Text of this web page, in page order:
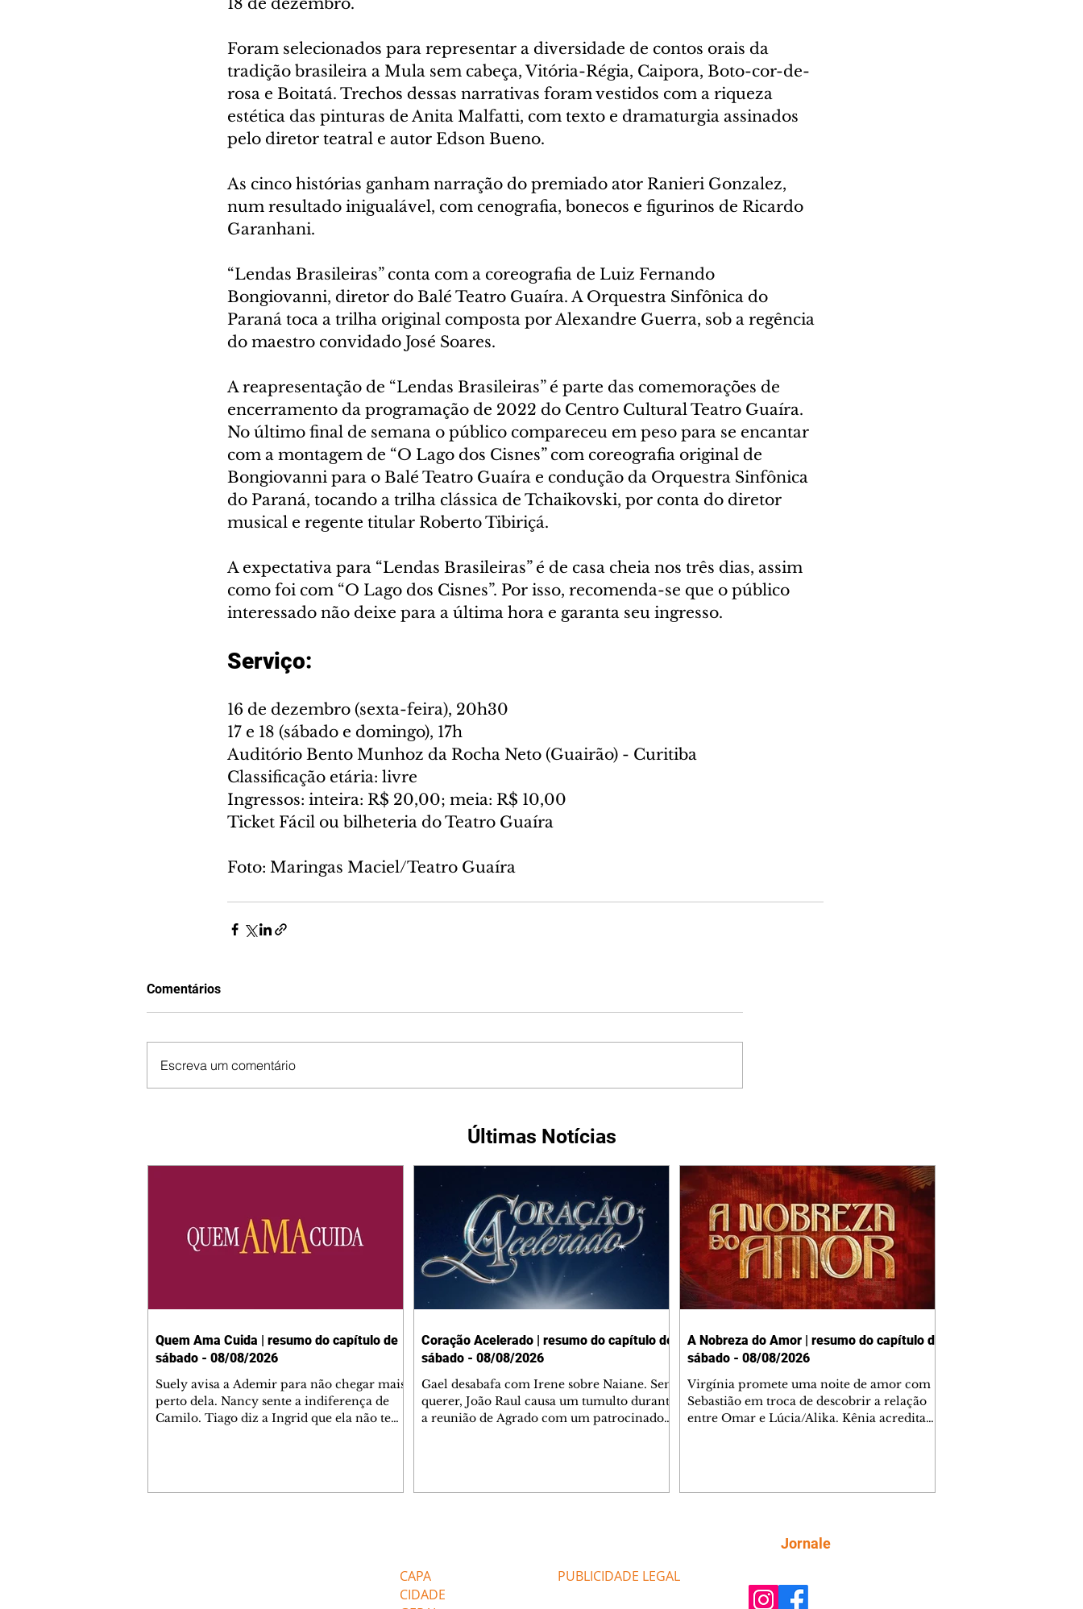
18 de dezembro.
Foram selecionados para representar a diversidade de contos orais da
tradição brasileira a Mula sem cabeça, Vitória-Régia, Caipora, Boto-cor-de-
rosa e Boitatá. Trechos dessas narrativas foram vestidos com a riqueza
estética das pinturas de Anita Malfatti, com texto e dramaturgia assinados
pelo diretor teatral e autor Edson Bueno.
As cinco histórias ganham narração do premiado ator Ranieri Gonzalez,
num resultado inigualável, com cenografia, bonecos e figurinos de Ricardo
Garanhani.
“Lendas Brasileiras” conta com a coreografia de Luiz Fernando
Bongiovanni, diretor do Balé Teatro Guaíra. A Orquestra Sinfônica do
Paraná toca a trilha original composta por Alexandre Guerra, sob a regência
do maestro convidado José Soares.
A reapresentação de “Lendas Brasileiras” é parte das comemorações de
encerramento da programação de 2022 do Centro Cultural Teatro Guaíra.
No último final de semana o público compareceu em peso para se encantar
com a montagem de “O Lago dos Cisnes” com coreografia original de
Bongiovanni para o Balé Teatro Guaíra e condução da Orquestra Sinfônica
do Paraná, tocando a trilha clássica de Tchaikovski, por conta do diretor
musical e regente titular Roberto Tibiriçá.
A expectativa para “Lendas Brasileiras” é de casa cheia nos três dias, assim
como foi com “O Lago dos Cisnes”. Por isso, recomenda-se que o público
interessado não deixe para a última hora e garanta seu ingresso.
Serviço:
16 de dezembro (sexta-feira), 20h30
17 e 18 (sábado e domingo), 17h
Auditório Bento Munhoz da Rocha Neto (Guairão) - Curitiba
Classificação etária: livre
Ingressos: inteira: R$ 20,00; meia: R$ 10,00
Ticket Fácil ou bilheteria do Teatro Guaíra
Foto: Maringas Maciel/Teatro Guaíra
Comentários
Escreva um comentário
Últimas Notícias
Quem Ama Cuida | resumo do capítulo de
sábado - 08/08/2026
Suely avisa a Ademir para não chegar mais
perto dela. Nancy sente a indiferença de
Camilo. Tiago diz a Ingrid que ela não tem
que está feliz trabalhando no restaurante de
Coração Acelerado | resumo do capítulo de
sábado - 08/08/2026
Gael desabafa com Irene sobre Naiane. Sem
querer, João Raul causa um tumulto durante
a reunião de Agrado com um patrocinador.
termina o relacionamento dos dois.
A Nobreza do Amor | resumo do capítulo de
sábado - 08/08/2026
Virgínia promete uma noite de amor com
Sebastião em troca de descobrir a relação
entre Omar e Lúcia/Alika. Kênia acredita
comentam sobre a possível jazida de
tungstênio na região. Virgínia provoca
CAPA
CIDADE
PUBLICIDADE LEGAL
Jornale